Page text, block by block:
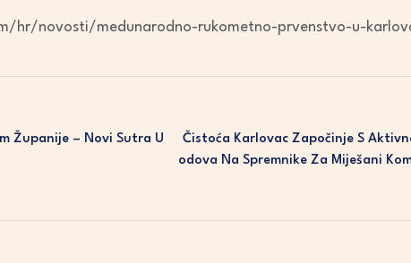
hr/novosti/medunarodno-rukometno-prvenstvo-u-
Županije – Novi Sutra U
Čistoća Karlovac Započinje S
Odova Na Spremnike Za Miješani